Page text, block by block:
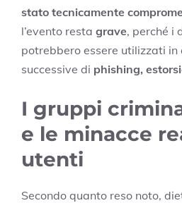
stato tecnicamente
l’evento resta grave, perché i
potrebbero essere utilizzati in
successive di phishing,
I gruppi
e le minacce
utenti
Secondo quanto reso noto,